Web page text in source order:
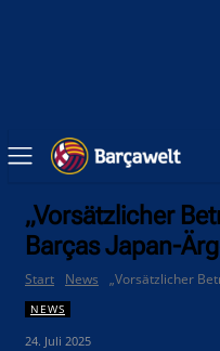
„Vorsätzlicher
Barças Japan-
Start News „Vorsätzlicher
NEWS
24. Juli 2025